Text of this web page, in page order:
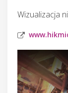
Wizualizacja